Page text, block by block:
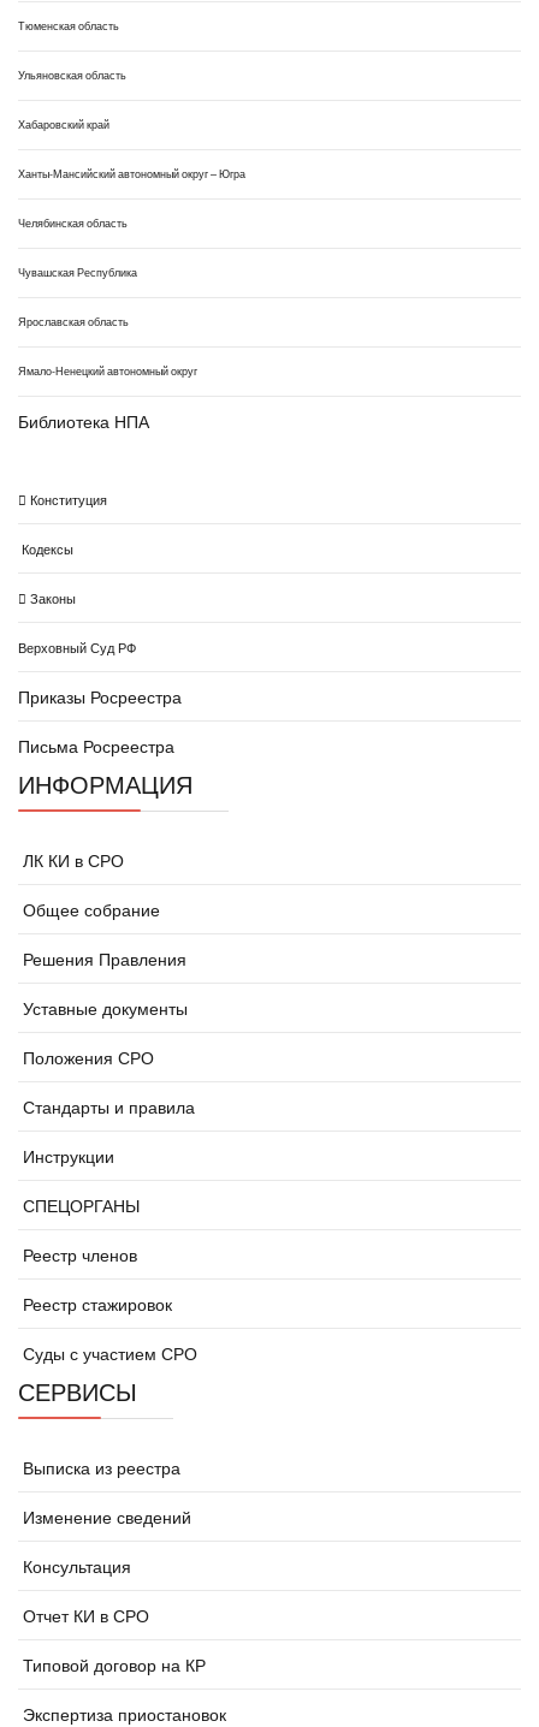
Тюменская область
Ульяновская область
Хабаровский край
Ханты-Мансийский автономный округ – Югра
Челябинская область
Чувашская Республика
Ярославская область
Ямало-Ненецкий автономный округ
Библиотека НПА
Конституция
Кодексы
Законы
Верховный Суд РФ
Приказы Росреестра
Письма Росреестра
ИНФОРМАЦИЯ
ЛК КИ в СРО
Общее собрание
Решения Правления
Уставные документы
Положения СРО
Стандарты и правила
Инструкции
СПЕЦОРГАНЫ
Реестр членов
Реестр стажировок
Суды с участием СРО
СЕРВИСЫ
Выписка из реестра
Изменение сведений
Консультация
Отчет КИ в СРО
Типовой договор на КР
Экспертиза приостановок